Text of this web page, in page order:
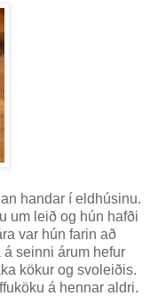
handar í eldhúsinu.
um leið og hún hafði
var hún farin að
seinni árum hefur
kökur og svoleiðis.
á hennar aldri.